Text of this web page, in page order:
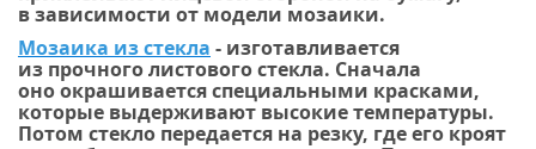
в зависимости от модели мозаики.
Мозаика из стекла - изготавливается
из прочного листового стекла. Сначала
оно окрашивается специальными красками,
которые выдерживают высокие температуры.
Потом стекло передается на резку, где его кроят